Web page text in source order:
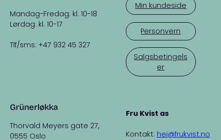
Mandag-Fredag: kl. 10-18
Lørdag: kl. 10-17
Tlf/sms: +47 932 45 327
Grünerløkka
Thorvald Meyers gate 27,
0555 Oslo
Min kundeside
Personvern
Salgsbetingels
er
Fru Kvist as
Kontakt: hei@frukvist.no